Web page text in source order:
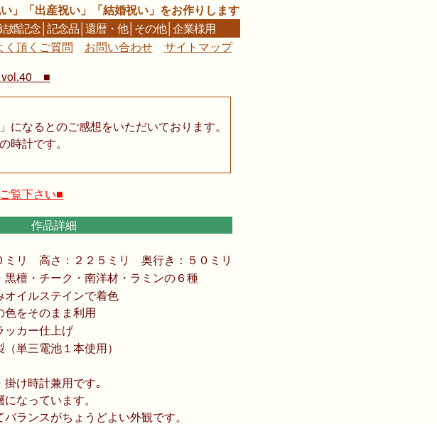
」「出産祝い」「結婚祝い」をお作りします
婚記念 記念品 還暦・他│ その他│ 企業様用
く頂くご質問 お問い合わせ サイトマップ■
■
なるとのご感想をいただいております。
時計です。
覧下さい■
作品詳細
ミリ 高さ：２２５ミリ 奥行き：５０ミリ
檀・チーク・南洋材・ラミンの６種
イルステインで着色
をそのまま利用
カー仕上げ
単三電池１本使用）
け時計兼用です｡
なっています。
ランスがちょうどよい外観です。